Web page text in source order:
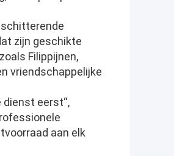
schitterende
zijn geschikte
Filippijnen,
vriendschappelijke
dienst eerst“,
aan elk